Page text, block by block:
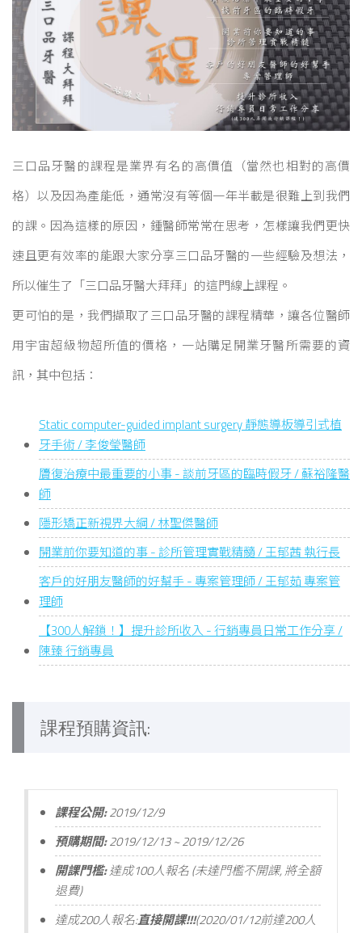
三口品牙醫的課程是業界有名的高價值（當然也相對的高價
格）以及因為產能低，通常沒有等個一年半載是很難上到我們
的課。因為這樣的原因，鍾醫師常常在思考，怎樣讓我們更快
速且更有效率的能跟大家分享三口品牙醫的一些經驗及想法，
所以催生了「三口品牙醫大拜拜」的這門線上課程。
更可怕的是，我們擷取了三口品牙醫的課程精華，讓各位醫師
用宇宙超級物超所值的價格，一站購足開業牙醫所需要的資
訊，其中包括：
Static computer-guided implant surgery 靜態導板導引式植
牙手術 / 李俊瑩醫師
贗復治療中最重要的小事 - 談前牙區的臨時假牙 / 蘇裕隆醫
師
隱形矯正新視界大綱 / 林聖傑醫師
開業前你要知道的事 - 診所管理實戰精髓 / 王郁茜 執行長
客戶的好朋友醫師的好幫手 - 專案管理師 / 王郁茹 專案管
理師
【300人解鎖！】提升診所收入 - 行銷專員日常工作分享 /
陳臻 行銷專員
課程預購資訊:
課程公開:2019/12/9
預購期間:2019/12/13 ~ 2019/12/26
開課門檻:達成100人報名 (未達門檻不開課, 將全額
退費)
達成200人報名:直接開課!!!(2020/01/12前達200人